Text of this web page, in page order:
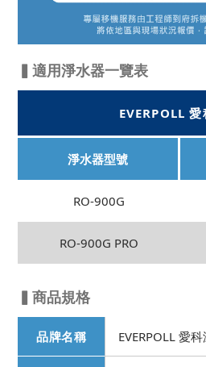
▍適用淨水器一覽表
EVERPOLL
淨水器型號
RO-900G
RO-900G PRO
▍商品規格
品牌名稱 EVERPOLL 愛